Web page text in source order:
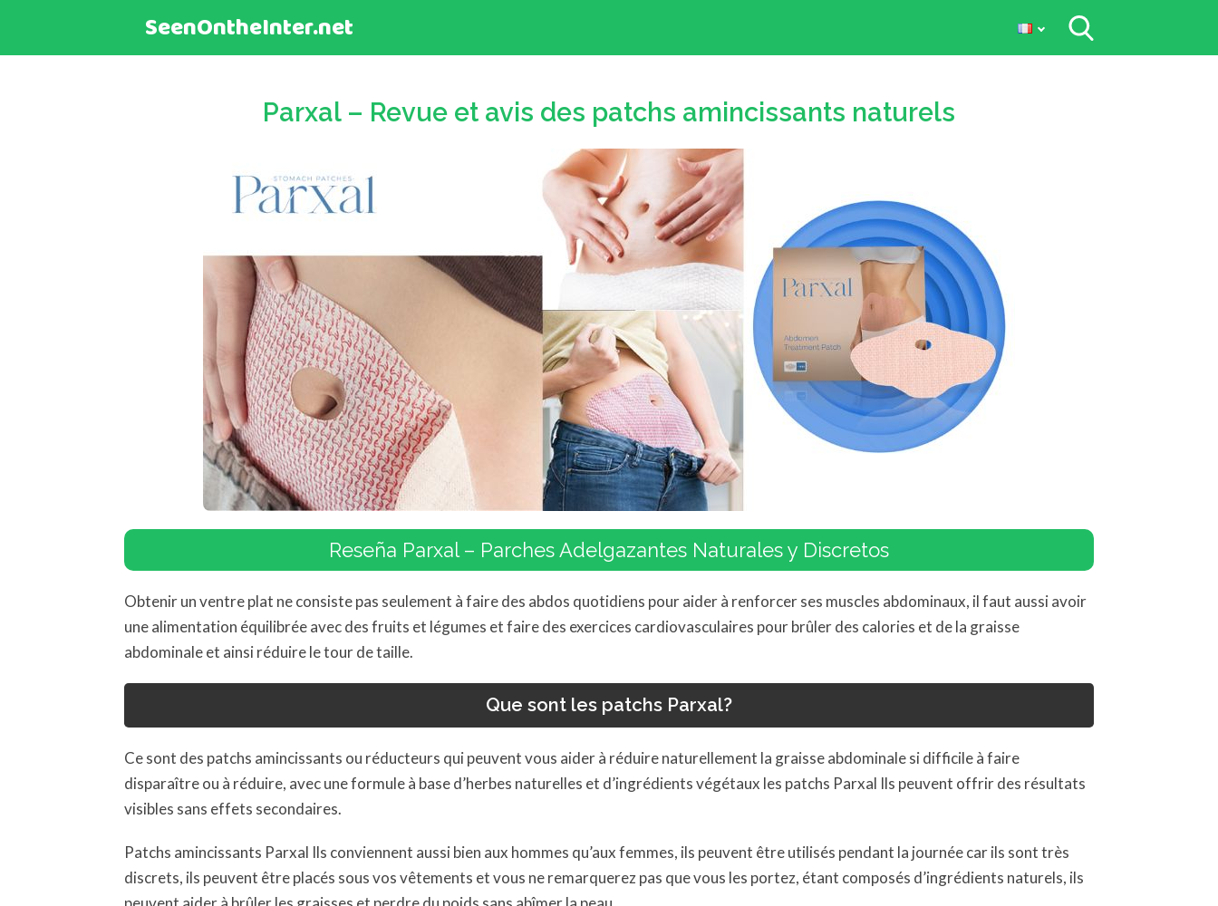
SeenOntheInter.net
Parxal – Revue et avis des patchs amincissants naturels
Reseña Parxal – Parches Adelgazantes Naturales y Discretos
Obtenir un ventre plat ne consiste pas seulement à faire des abdos quotidiens pour aider à renforcer ses muscles abdominaux, il faut aussi avoir
une alimentation équilibrée avec des fruits et légumes et faire des exercices cardiovasculaires pour brûler des calories et de la graisse
abdominale et ainsi réduire le tour de taille.
Que sont les patchs Parxal?
Ce sont des patchs amincissants ou réducteurs qui peuvent vous aider à réduire naturellement la graisse abdominale si difficile à faire
disparaître ou à réduire, avec une formule à base d’herbes naturelles et d’ingrédients végétaux les patchs Parxal Ils peuvent offrir des résultats
visibles sans effets secondaires.
Patchs amincissants Parxal Ils conviennent aussi bien aux hommes qu’aux femmes, ils peuvent être utilisés pendant la journée car ils sont très
discrets, ils peuvent être placés sous vos vêtements et vous ne remarquerez pas que vous les portez, étant composés d’ingrédients naturels, ils